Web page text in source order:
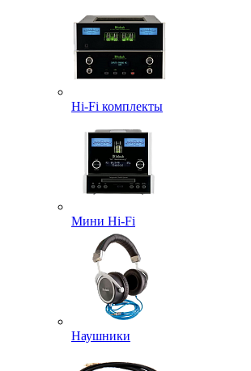
Hi-Fi комплекты
Мини Hi-Fi
Наушники